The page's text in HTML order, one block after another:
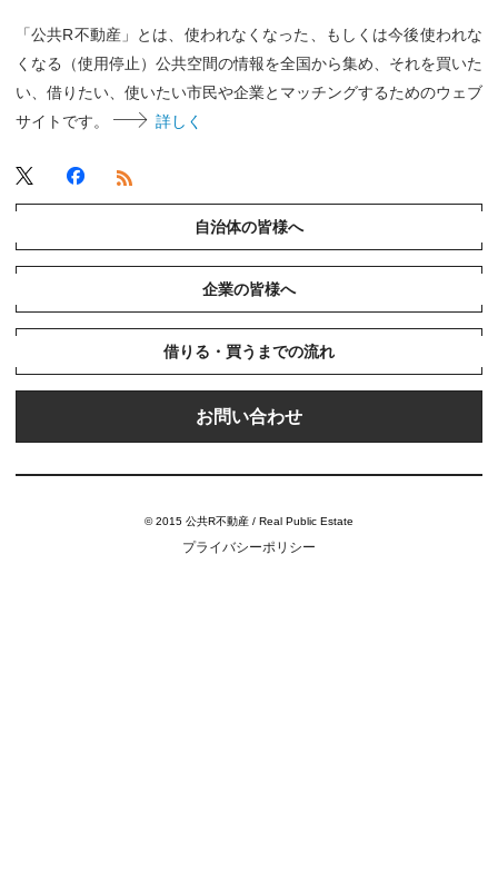
「公共R不動産」とは、使われなくなった、もしくは今後使われな
くなる（使用停止）公共空間の情報を全国から集め、それを買いた
い、借りたい、使いたい市民や企業とマッチングするためのウェブ
サイトです。
詳しく
自治体の皆様へ
企業の皆様へ
借りる・買うまでの流れ
お問い合わせ
© 2015 公共R不動産 / Real Public Estate
プライバシーポリシー